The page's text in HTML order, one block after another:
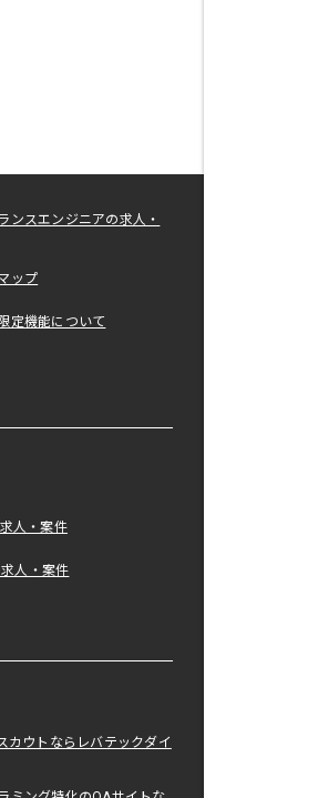
ンスエンジニアの求人・
ップ
定機能について
人・案件
人・案件
カウトならレバテックダイ